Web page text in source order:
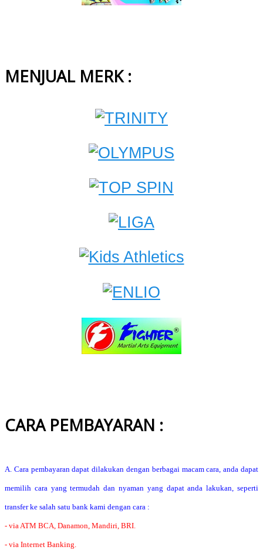
MENJUAL MERK :
CARA PEMBAYARAN :
A. Cara pembayaran dapat dilakukan dengan berbagai macam cara, anda dapat
memilih cara yang termudah dan nyaman yang dapat anda lakukan, seperti
transfer ke salah satu bank kami dengan cara :
- via ATM BCA, Danamon, Mandiri, BRI.
- via Internet Banking.